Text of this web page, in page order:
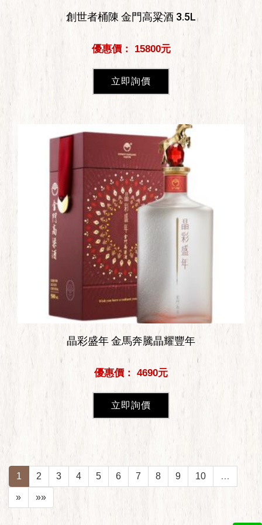
創世者桶陳 金門高粱酒 3.5L
優惠價： 15800元
立即詢價
晶彩盛年 金馬奔騰晶耀豐年
優惠價： 4690元
立即詢價
1 2 3 4 5 6 7 8 9 10 …
» »»